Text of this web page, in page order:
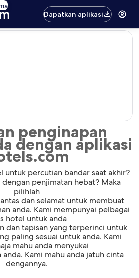
Dapatkan aplikasi
penginapan
dengan aplikasi
untuk percutian bandar saat akhir?
dengan penjimatan hebat? Maka
pilihlah
dan selamat untuk membuat
anda. Kami mempunyai pelbagai
hotel untuk anda
dan tapisan yang terperinci untuk
paling sesuai untuk anda. Kami
mahu anda menyukai
Kami mahu anda jatuh cinta
dengannya.